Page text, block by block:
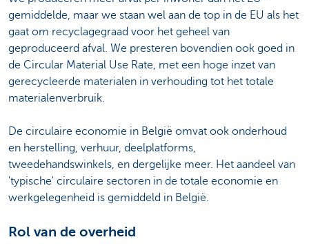
gemiddelde, maar we staan wel aan de top in de EU als het
gaat om recyclagegraad voor het geheel van
geproduceerd afval. We presteren bovendien ook goed in
de Circular Material Use Rate, met een hoge inzet van
gerecycleerde materialen in verhouding tot het totale
materialenverbruik.
De circulaire economie in België omvat ook onderhoud
en herstelling, verhuur, deelplatforms,
tweedehandswinkels, en dergelijke meer. Het aandeel van
'typische' circulaire sectoren in de totale economie en
werkgelegenheid is gemiddeld in België.
Rol van de overheid